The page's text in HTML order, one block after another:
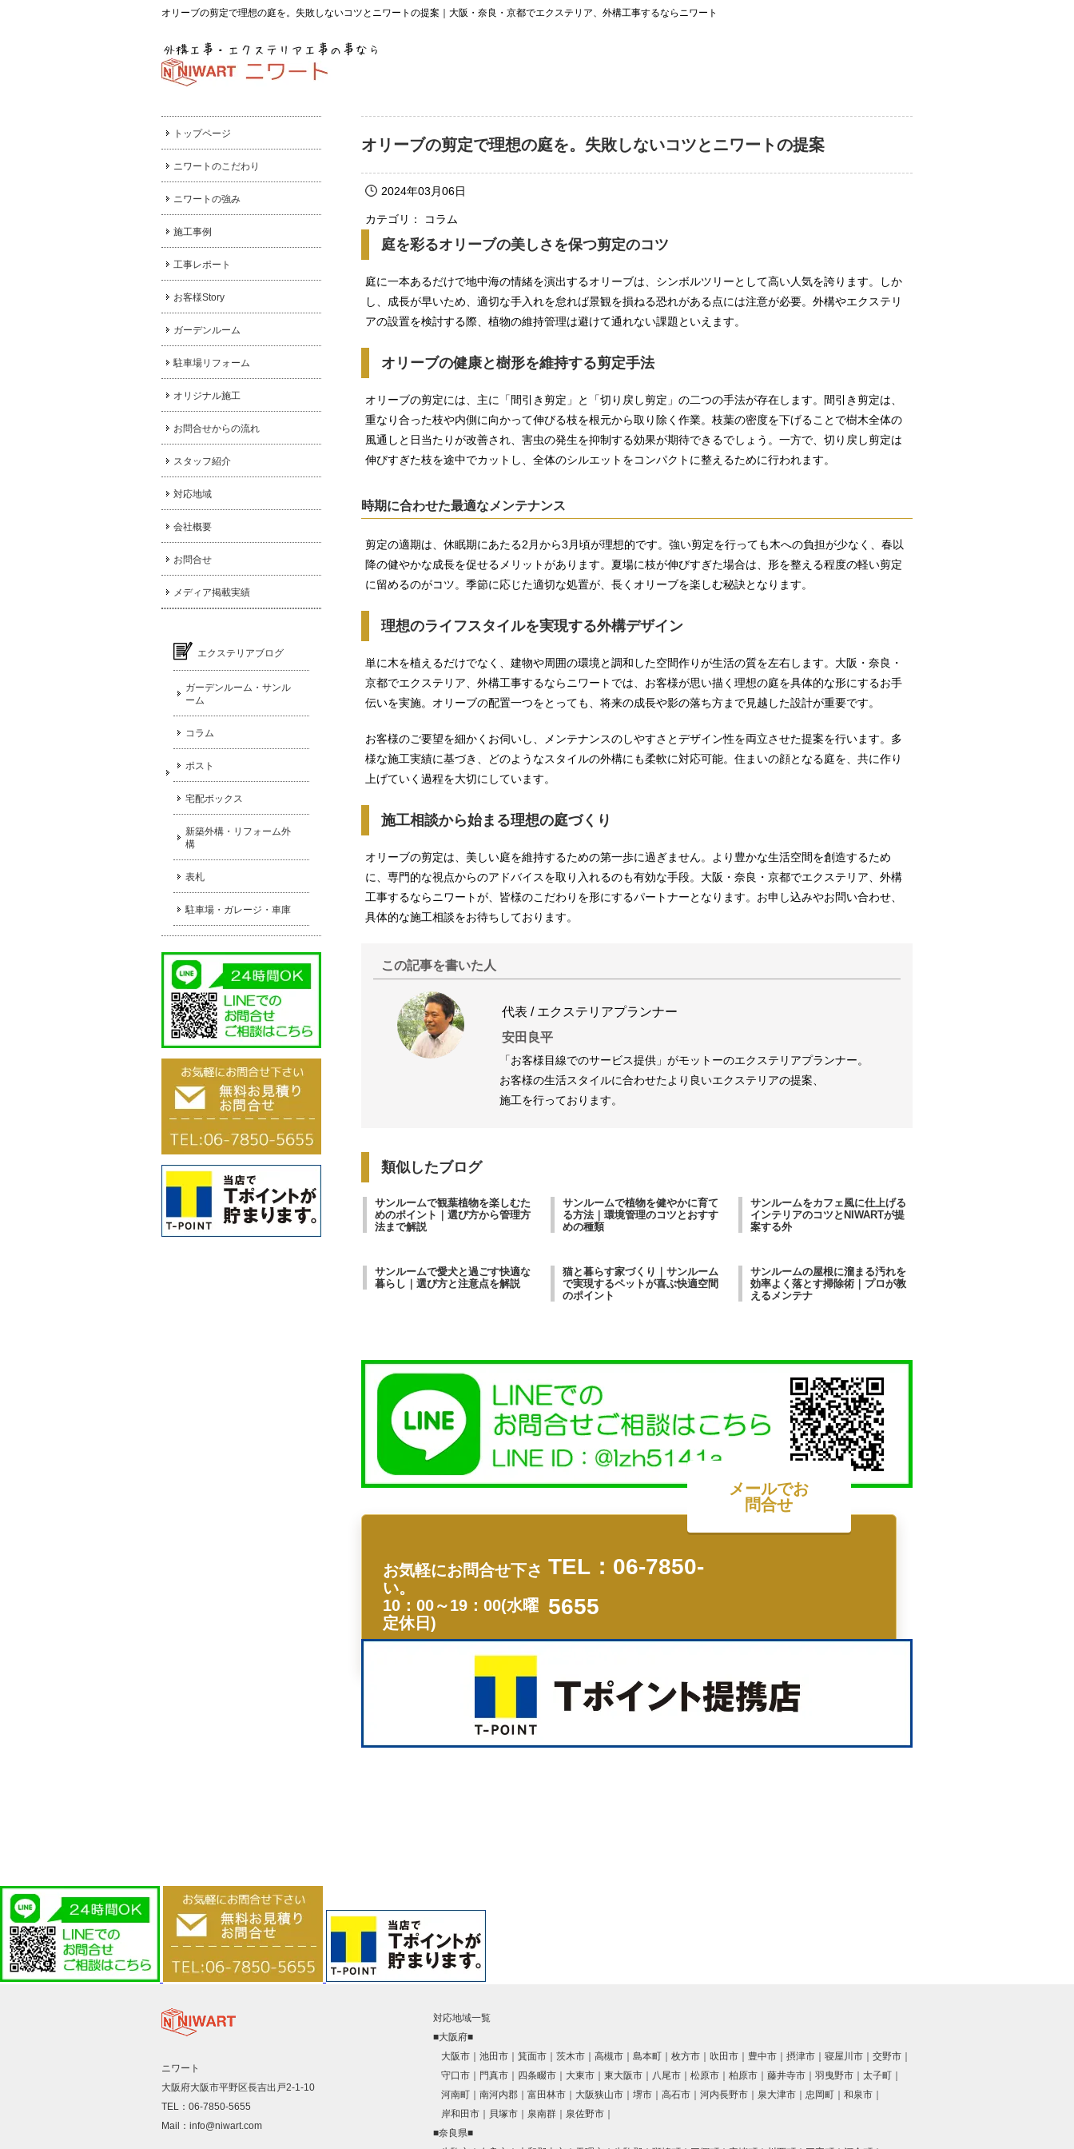
オリーブの剪定で理想の庭を。失敗しないコツとニワートの提案｜大阪・奈良・京都でエクステリア、外構工事するならニワート
トップページ
ニワートのこだわり
ニワートの強み
施工事例
工事レポート
お客様Story
ガーデンルーム
駐車場リフォーム
オリジナル施工
お問合せからの流れ
スタッフ紹介
対応地域
会社概要
お問合せ
メディア掲載実績
エクステリアブログ
ガーデンルーム・サンル
ーム
コラム
ポスト
宅配ボックス
新築外構・リフォーム外
構
表札
駐車場・ガレージ・車庫
オリーブの剪定で理想の庭を。失敗しないコツとニワートの提案
2024年03月06日
カテゴリ： コラム
庭を彩るオリーブの美しさを保つ剪定のコツ
庭に一本あるだけで地中海の情緒を演出するオリーブは、シンボルツリーとして高い人気を誇ります。しか
し、成長が早いため、適切な手入れを怠れば景観を損ねる恐れがある点には注意が必要。外構やエクステリ
アの設置を検討する際、植物の維持管理は避けて通れない課題といえます。
オリーブの健康と樹形を維持する剪定手法
オリーブの剪定には、主に「間引き剪定」と「切り戻し剪定」の二つの手法が存在します。間引き剪定は、
重なり合った枝や内側に向かって伸びる枝を根元から取り除く作業。枝葉の密度を下げることで樹木全体の
風通しと日当たりが改善され、害虫の発生を抑制する効果が期待できるでしょう。一方で、切り戻し剪定は
伸びすぎた枝を途中でカットし、全体のシルエットをコンパクトに整えるために行われます。
時期に合わせた最適なメンテナンス
剪定の適期は、休眠期にあたる2月から3月頃が理想的です。強い剪定を行っても木への負担が少なく、春以
降の健やかな成長を促せるメリットがあります。夏場に枝が伸びすぎた場合は、形を整える程度の軽い剪定
に留めるのがコツ。季節に応じた適切な処置が、長くオリーブを楽しむ秘訣となります。
理想のライフスタイルを実現する外構デザイン
単に木を植えるだけでなく、建物や周囲の環境と調和した空間作りが生活の質を左右します。大阪・奈良・
京都でエクステリア、外構工事するならニワートでは、お客様が思い描く理想の庭を具体的な形にするお手
伝いを実施。オリーブの配置一つをとっても、将来の成長や影の落ち方まで見越した設計が重要です。
お客様のご要望を細かくお伺いし、メンテナンスのしやすさとデザイン性を両立させた提案を行います。多
様な施工実績に基づき、どのようなスタイルの外構にも柔軟に対応可能。住まいの顔となる庭を、共に作り
上げていく過程を大切にしています。
施工相談から始まる理想の庭づくり
オリーブの剪定は、美しい庭を維持するための第一歩に過ぎません。より豊かな生活空間を創造するため
に、専門的な視点からのアドバイスを取り入れるのも有効な手段。大阪・奈良・京都でエクステリア、外構
工事するならニワートが、皆様のこだわりを形にするパートナーとなります。お申し込みやお問い合わせ、
具体的な施工相談をお待ちしております。
この記事を書いた人
代表 / エクステリアプランナー
安田良平
「お客様目線でのサービス提供」がモットーのエクステリアプランナー。
お客様の生活スタイルに合わせたより良いエクステリアの提案、
施工を行っております。
類似したブログ
サンルームで観葉植物を楽しむた
めのポイント｜選び方から管理方
法まで解説
サンルームで植物を健やかに育て
る方法｜環境管理のコツとおすす
めの種類
サンルームをカフェ風に仕上げる
インテリアのコツとNIWARTが提
案する外
サンルームで愛犬と過ごす快適な
暮らし｜選び方と注意点を解説
猫と暮らす家づくり｜サンルーム
で実現するペットが喜ぶ快適空間
のポイント
サンルームの屋根に溜まる汚れを
効率よく落とす掃除術｜プロが教
えるメンテナ
お気軽にお問合せ下さ
い。
10：00～19：00(水曜
定休日)
TEL：06-7850-
5655
メールでお
問合せ
ニワート
大阪府大阪市平野区長吉出戸2-1-10
TEL：06-7850-5655
Mail：info@niwart.com
対応地域一覧
■大阪府■
大阪市
池田市 箕面市 茨木市 高槻市 島本町 枚方市 吹田市 豊中市 摂津市 寝屋川市
交野市
守口市
門真市 四条畷市 大東市 東大阪市 八尾市 松原市 柏原市 藤井寺市 羽曳野市
太子町
河南町
南河内郡 富田林市 大阪狭山市 堺市 高石市 河内長野市 泉大津市 忠岡町
和泉市
岸和田市
貝塚市 泉南群
泉佐野市
■奈良県■